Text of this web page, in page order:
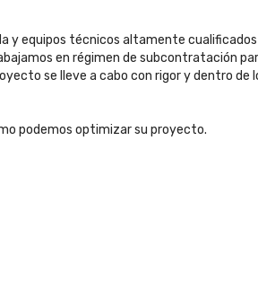
y equipos técnicos altamente
en régimen de subcontratación
se lleve a cabo con rigor y dentro de
podemos optimizar su proyecto.